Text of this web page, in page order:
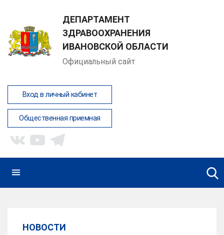
ДЕПАРТАМЕНТ
ЗДРАВООХРАНЕНИЯ
ИВАНОВСКОЙ ОБЛАСТИ
Официальный сайт
Вход в личный кабинет
Общественная приемная
НОВОСТИ